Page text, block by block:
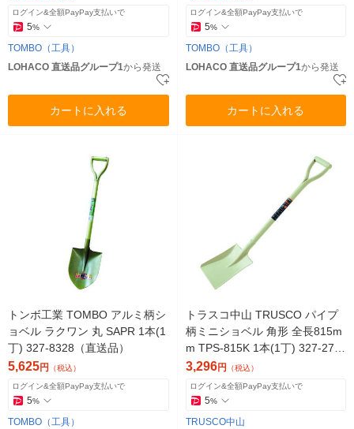
ログイン&全額PayPay支払いで
5%
TOMBO（工具）
LOHACO 直送品グループ1から発送
カートに入れる
ログイン&全額PayPay支払いで
5%
TOMBO（工具）
LOHACO 直送品グループ1から発送
カートに入れる
トンボ工業 TOMBO アルミ柄シ
ョベル ラクワン 丸 SAPR 1本(1
丁) 327-8328（直送品）
5,625円 （税込）
ログイン&全額PayPay支払いで
5%
TOMBO（工具）
トラスコ中山 TRUSCO パイプ
柄ミニショベル 角形 全長815m
m TPS-815K 1本(1丁) 327-279
6（直送品）
3,296円 （税込）
ログイン&全額PayPay支払いで
5%
TRUSCO中山